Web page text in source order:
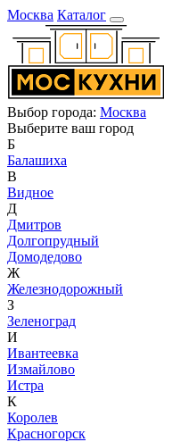
Москва Каталог
Выбор города: Москва
Выберите ваш город
Б
Балашиха
В
Видное
Д
Дмитров
Долгопрудный
Домодедово
Ж
Железнодорожный
З
Зеленоград
И
Ивантеевка
Измайлово
Истра
К
Королев
Красногорск